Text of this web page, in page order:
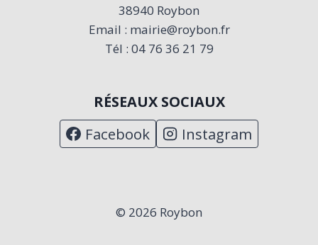
38940 Roybon
Email : mairie@roybon.fr
Tél : 04 76 36 21 79
RÉSEAUX SOCIAUX
Facebook Instagram
© 2026 Roybon